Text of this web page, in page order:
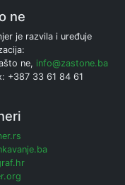
ne
je razvila i uređuje
ne, info@zastone.ba
+387 33 61 84 61